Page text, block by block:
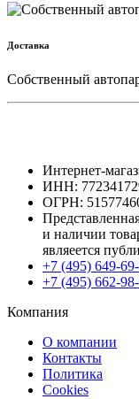
Доставка
Собственный
Интернет-
ИНН:
ОГРН:
и наличии
являеется
+7 (495) 649-
+7 (495) 662-
Компания
О компании
Контакты
Политика
Cookies